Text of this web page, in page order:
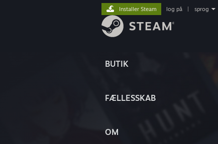
BUTIK
FÆLLESSKAB
OM
Installer Steam log på sprog